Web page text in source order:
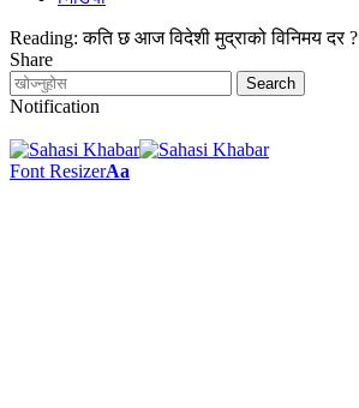
Reading: कति छ आज विदेशी मुद्राको विनिमय दर ?
Share
Notification
Font ResizerAa